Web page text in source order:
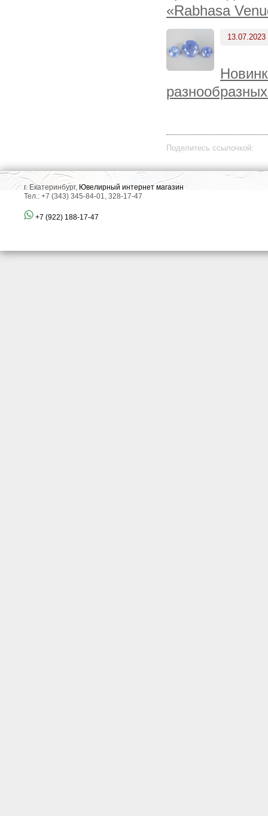
«Rabhasa
13.07.2023
Поделитесь ссылочкой:
г. Екатеринбург, Ювелирный интернет магазин
Тел.: +7 (343) 345-84-01, 328-17-47
+7 (922) 188-17-47